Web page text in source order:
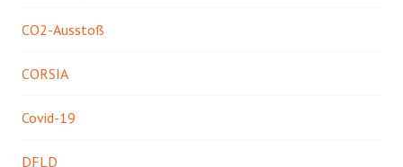
CO2-Ausstoß
CORSIA
Covid-19
DFLD